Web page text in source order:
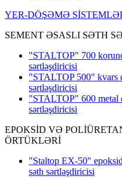
YER-DÖŞƏMƏ
SEMENT ƏSASLI SƏTH
"STALTOP" 700 korund
sərtləşdiricisi
"STALTOP 500" kvars
sərtləşdiricisi
"STALTOP" 600 metal
sərtləşdiricisi
EPOKSİD VƏ
ÖRTÜKLƏRİ
"Staltop EX-50"
səth sərtləşdiricisi